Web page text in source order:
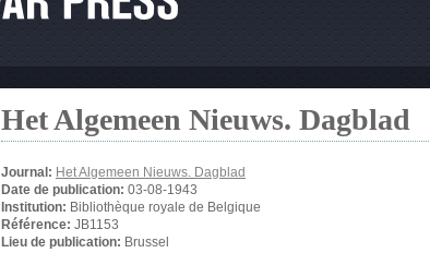
Het Algemeen Nieuws. Dagblad
Journal: Het Algemeen Nieuws. Dagblad
Date de publication: 03-08-1943
Institution: Bibliothèque royale de Belgique
Référence: JB1153
Lieu de publication: Brussel